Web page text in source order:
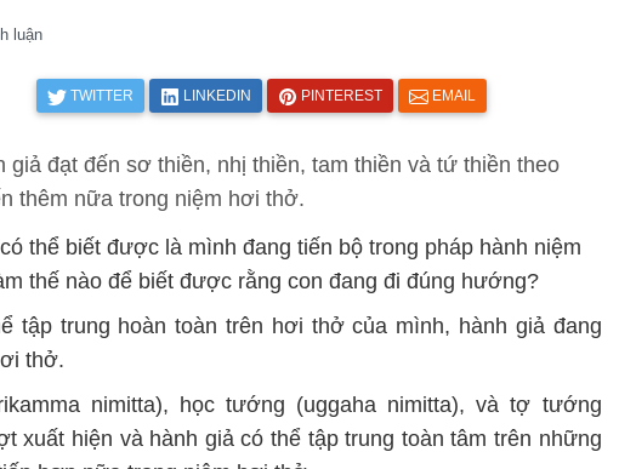
luận
TWITTER LINKEDIN PINTEREST EMAIL
giả đạt đến sơ thiền, nhị thiền, tam thiền và tứ thiền theo
thêm nữa trong niệm hơi thở.
thể biết được là mình đang tiến bộ trong pháp hành niệm
thế nào để biết được rằng con đang đi đúng hướng?
tập trung hoàn toàn trên hơi thở của mình, hành giả đang
thở.
nimitta), học tướng (uggaha nimitta), và tợ tướng
xuất hiện và hành giả có thể tập trung toàn tâm trên những